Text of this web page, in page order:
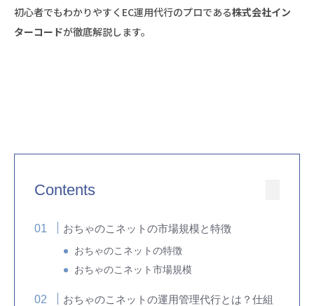
初心者でもわかりやすくEC運用代行のプロである株式会社イン
ターコードが徹底解説します。
Contents
おちゃのこネットの市場規模と特徴
おちゃのこネットの特徴
おちゃのこネット市場規模
おちゃのこネットの運用管理代行とは？仕組